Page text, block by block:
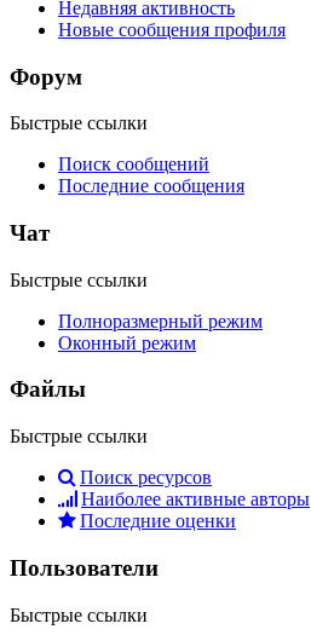
Недавняя активность
Новые сообщения профиля
Форум
Быстрые ссылки
Поиск сообщений
Последние сообщения
Чат
Быстрые ссылки
Полноразмерный режим
Оконный режим
Файлы
Быстрые ссылки
Поиск ресурсов
Наиболее активные авторы
Последние оценки
Пользователи
Быстрые ссылки